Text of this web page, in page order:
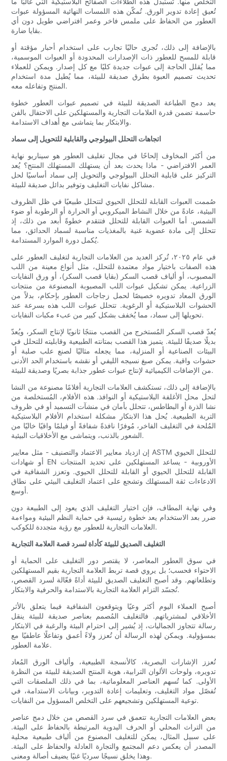
تُعيق إعادة تدوير الورق. تُمكّن هذه اللمسات النهائية المسؤولة عبوات
العطور من الحفاظ على ملمس فاخر وعمر افتراضي طويل دون أي
بقايا ضارة.
بالإضافة إلى ذلك، تُجرى حاليًا تجارب على استخدام أحبار مؤقتة أو
قابلة للمسح للعطور ذات الإصدارات المحدودة أو العبوات الموسمية،
مما يُقلل الحاجة إلى عبوات جديدة كليًا مع كل إصدار. ويمكن للعملاء
تحديث تصميم العبوة بطرق صديقة للبيئة، مما يُطيل مدة استخدام
المنتج وتفاعله معه.
يعد دمج الطباعة الصديقة للبيئة في تصميم عبوات العطور خطوة
حاسمة تضمن قدرة العلامات التجارية والمستهلكين على الاحتفال بالفن
والابتكار بما يتماشى مع أهداف الاستدامة.
اتجاهات التحلل البيولوجي والقابلية للتحويل إلى سماد
من أكثر المخاوف إلحاحًا في مجال تغليف العطور هو سيناريو نهاية
العمر الافتراضي - ماذا يحدث بعد أن يستهلك المستهلك المنتج؟ يُعد
التركيز على قابلية التحلل البيولوجي والتحويل إلى سماد أساسيًا لحل
مشاكل نفايات التغليف وتوفير بدائل صديقة للبيئة.
صُممت العبوات القابلة للتحلل الحيوي لتتحلل طبيعيًا في ظل الظروف
البيئية، عادةً من خلال النشاط الميكروبي أو الحرارة أو الرطوبة أو ضوء
الشمس. أما العبوات القابلة للتحلل فتتقدم خطوةً أبعد من ذلك، إذ
تتحلل إلى مادة عضوية غنية بالمغذيات مناسبة لسماد الحدائق، مما
يُكمل دورة الموارد المستدامة.
في عام ٢٠٢٥، تُركز العديد من العلامات التجارية لتغليف العطور على
هذه الصفات باختيار مواد معتمدة للتحلل، مثل أنواع معينة من اللب
المصبوب، أو ألياف قصب السكر (بقايا قصب السكر)، أو ورق النفايات
الزراعية. يمكن تشكيل عبوات اللب المصبوبة المصنوعة من منتجات
الورق المعاد تدويره خصيصًا لحمل زجاجات العطور بإحكام، بدلاً من
الحشوات البلاستيكية أو الرغوية. تتحلل عبوات اللب هذه بسرعة عند
تحويلها إلى سماد، مما يُخفف بشكل كبير من عبء مكبات النفايات.
يُعدّ قصب السكر المُستخرج من القصب منتجًا ثانويًا لإنتاج السكر، ويُعدّ
بديلًا صديقًا للبيئة. يتميز هذا القصب بمتانته الطبيعية وقابليته للتحلل في
البيئات الصناعية أو المنزلية، مما يجعله مثاليًا لصنع علب صلبة أو
حشوات واقية. يمكن صبغ نسيجه الليفي أو نقشه باستخدام الحد الأدنى
من الإضافات الكيميائية لإنتاج عبوات عطور جذابة بصريًا وصديقة للبيئة.
بالإضافة إلى ذلك، تستكشف العلامات التجارية أفلامًا مصنوعة من النشا
لتحل محل الأغلفة البلاستيكية أو النوافذ. هذه الأفلام، المُستخلصة من
نشا الذرة أو البطاطس، تتحلل بأمان في منشآت التسميد أو في ظروف
التربة الطبيعية. يُحل هذا الابتكار مشكلة استخدام الأفلام البلاستيكية
المُلحة في التغليف الفاخر، مُوفرًا نافذةً شفافةً أو فيلمًا واقيًا خاليًا من
الشعور بالذنب، ويتماشى مع الأخلاقيات البيئية.
إن ازدياد معايير الاعتماد والتصنيف - مثل معايير ASTM للتحلل الحيوي
أو شهادات EN الأوروبية - يساعد المستهلكين على تحديد المنتجات
القابلة للتحلل الحيوي أو القابلة للتحلل الحيوي. وتعزز الشفافية في
الادعاءات ثقة المستهلك وتشجع على اعتماد التغليف البيئي على نطاق
أوسع.
وفي نهاية المطاف، فإن اختيار التغليف الذي يعود إلى الطبيعة دون
ضرر بعد الاستخدام يعد خطوة رئيسية في حماية النظم البيئية ومواءمة
العلامات التجارية للعطور مع رؤية متجددة للكوكب.
التغليف الصديق للبيئة كأداة لسرد قصة العلامة التجارية
في سوق العطور المعاصر، لا يقتصر دور التغليف على الحماية أو
الاحتواء فحسب؛ بل يروي قصة تربط العلامة التجارية بقيم المستهلكين
وتطلعاتهم. وقد أصبح التغليف الصديق للبيئة أداةً فعّالة لسرد القصص،
تُجسّد التزام العلامة التجارية بالاستدامة والحرفية والابتكار.
أصبح العملاء اليوم أكثر وعيًا ويتوقعون الشفافية فيما يتعلق بالأثر
الأخلاقي لمشترياتهم. فالتغليف المُصمم بعناصر صديقة للبيئة ينقل
رسالة تتجاوز الجماليات، إذ يُشير إلى احترام البيئة والرغبة في الابتكار
بمسؤولية. ويمكن لهذه الرسالة أن تُعزز ولاءً أعمق وتفاعلًا عاطفيًا مع
علامة العطور.
تُعزز الإشارات البصرية، كالأنسجة الطبيعية، وألياف الورق المُعاد
تدويره، ولوحات الألوان الترابية، هوية المنتج الصديقة للبيئة من النظرة
الأولى. كما تُسهم العناصر المعلوماتية، بما في ذلك الملصقات التي
تُفصّل مواد التغليف، وتعليمات إعادة التدوير، وبيانات الاستدامة، في
توعية المستهلكين وتشجيعهم على التخلص المسؤول من النفايات.
بعض العلامات التجارية تتعمق في سرد ​​القصص من خلال دمج عناصر
من التراث المحلي أو الحرف اليدوية المرتبطة بالحفاظ على البيئة.
على سبيل المثال، يمكن للتغليف المصنوع من ألياف طبيعية محلية
المصدر أن يعكس دعم المجتمع والتجارة العادلة والحفاظ على البيئة.
وهذا يخلق نسيجًا سرديًا غنيًا يضيف أصالة ومعنى.